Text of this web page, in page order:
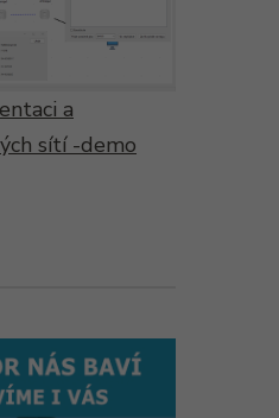
a
sítí -demo